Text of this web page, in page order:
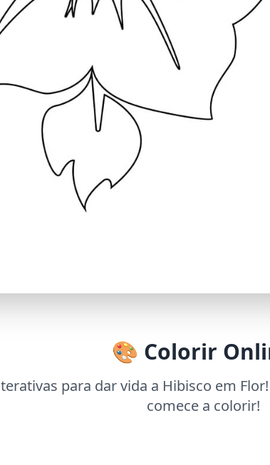
🎨 Colorir
para dar vida a Hibisco em
comece a colorir!